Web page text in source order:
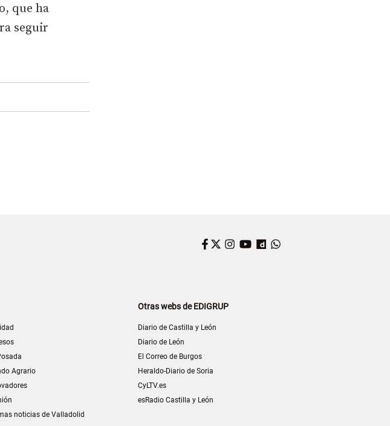
que ha
seguir
Facebook
Twitter
Instagram
YouTube
Dailymotion
Agrario
noticias de Valladolid
Otras webs de EDIGRUP
Diario de Castilla y León
Diario de León
El Correo de Burgos
Heraldo-Diario de Soria
CyLTV.es
esRadio Castilla y León